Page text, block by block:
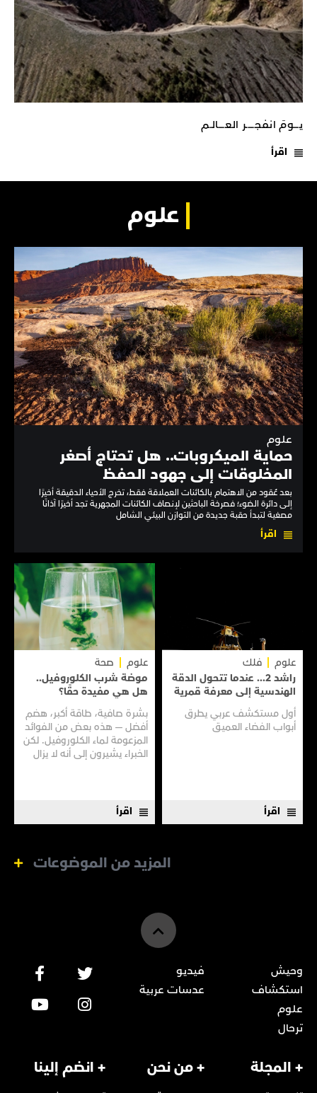
يـــومَ انفجـــــر العــــالـم
اقرأ
علوم
علوم
حماية الميكروبات.. هل تحتاج أصغر
المخلوقات إلى جهود الحفظ
بعد عُقود من الاهتمام بالكائنات العملاقة فقط، تخرج الأحياء الدقيقة أخيرًا
إلى دائرة الضوء؛ فصرخة الباحثين لإنصاف الكائنات المجهرية تجد أخيرًا آذانًا
مصغية لتبدأ حقبة جديدة من التوازن البيئي الشامل
اقرأ
علوم
فلك
راشد 2... عندما تتحول الدقة
الهندسية إلى معرفة قمرية
أول مستكشف عربي يطرق
أبواب الفضاء العميق
اقرأ
علوم
صحة
موضة شرب الكلوروفيل..
هل هي مفيدة حقًا؟
بشرة صافية، طاقة أكبر، هضم
أفضل — هذه بعض من الفوائد
المزعومة لماء الكلوروفيل. لكن
الخبراء يشيرون إلى أنه لا يزال
اقرأ
المزيد من الموضوعات
وحيش
استكشاف
علوم
ترحال
فيديو
عدسات عربية
+ المجلة + من نحن + انضم إلينا